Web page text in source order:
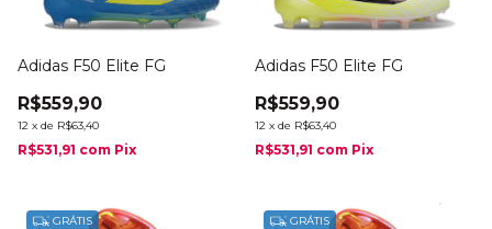
Adidas F50 Elite FG
R$559,90
12 x de R$63,40
R$531,91 com Pix
Adidas F50 Elite FG
R$559,90
12 x de R$63,40
R$531,91 com Pix
GRÁTIS GRÁTIS